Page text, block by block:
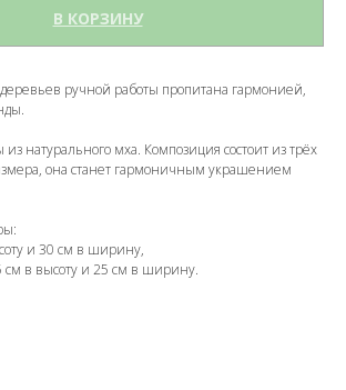
В КОРЗИНУ
ручной работы пропитана гармонией,
натурального мха. Композиция состоит из трёх
она станет гармоничным украшением
и 30 см в ширину,
см в высоту и 25 см в ширину.